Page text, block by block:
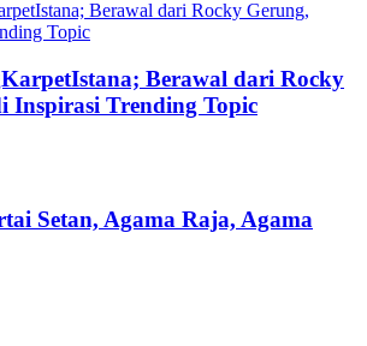
Berawal dari Rocky
Inspirasi Trending Topic
Setan, Agama Raja, Agama